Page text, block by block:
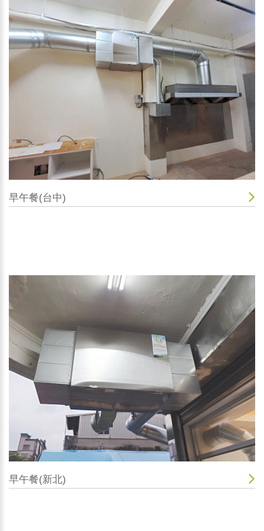
早午餐(台中)
早午餐(新北)